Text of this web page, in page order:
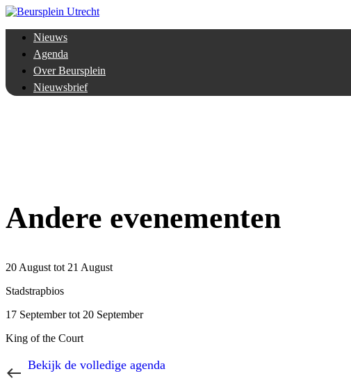
Nieuws
Agenda
Over Beursplein
Nieuwsbrief
Andere evenementen
20 August tot 21 August
Stadstrapbios
17 September tot 20 September
King of the Court
Bekijk de volledige agenda